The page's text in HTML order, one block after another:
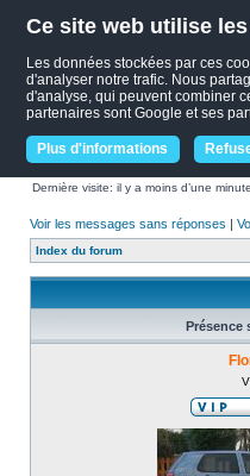
Ce site web utilise
Les données stockées par ces
d'analyser notre trafic. Nous
d'analyse, qui peuvent combiner
partenaires sont Google et ses
Plus d'informations
Dernière visite: il y a moins d’une minute
Voir les messages sans réponses |
Index du forum
Présence